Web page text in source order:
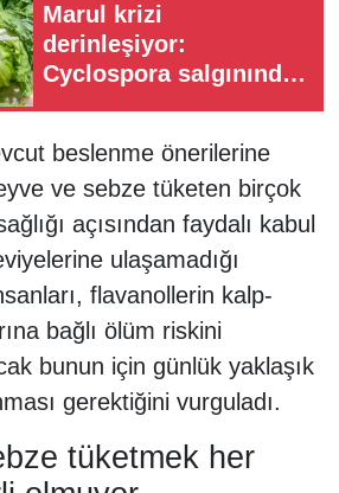
Marul krizi
derinleşiyor:
Cyclospora salgınında
beslenme önerilerine
ve sebze tüketen birçok
açısından faydalı kabul
ulaşamadığı
flavanollerin kalp-
bağlı ölüm riskini
bunun için günlük yaklaşık
gerektiğini vurguladı.
tüketmek her